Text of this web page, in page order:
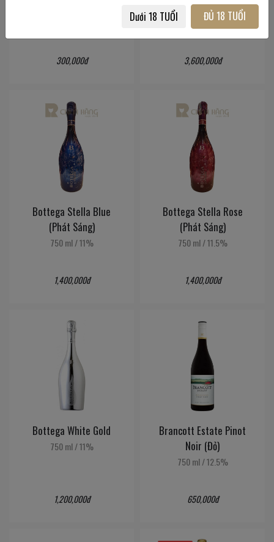
300,000đ
750 ml/11%
3,600,000đ
Bottega Stella Blue
(Phát Sáng)
750 ml /11%
1,400,000đ
Bottega Stella Rose
(Phát Sáng)
750 ml /11.5%
1,400,000đ
Bottega White Gold
750 ml /11%
1,200,000đ
Brancott Estate Pinot
Noir (Đỏ)
750 ml /12.5%
650,000đ
Dưới 18 TUỔI ĐỦ 18 TUỔI